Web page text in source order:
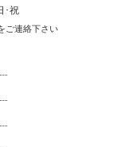
･祝
ご連絡下さい